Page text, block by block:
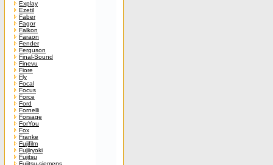
Explay
Ezetil
Faber
Fagor
Falkon
Faraon
Fender
Ferguson
Final-Sound
Finevu
Fiore
Fly
Focal
Focus
Force
Ford
Fornelli
Forsage
ForYou
Fox
Franke
Fujifilm
Fujiiryoki
Fujitsu
Fujitsu-siemens